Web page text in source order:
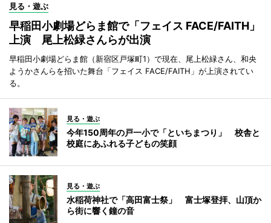
見る・遊ぶ
早稲田小劇場どらま館で「フェイス FACE/FAITH」
上演 尾上松緑さんらが出演
早稲田小劇場どらま館（新宿区戸塚町1）で現在、尾上松緑さん、和央
ようかさんらを招いた舞台「フェイス FACE/FAITH」が上演されてい
る。
見る・遊ぶ
今年150周年の戸一小で「といちまつり」 校舎と
校庭にあふれる子どもの笑顔
見る・遊ぶ
水稲荷神社で「高田富士祭」 富士塚登拝、山頂か
ら街に響く鐘の音